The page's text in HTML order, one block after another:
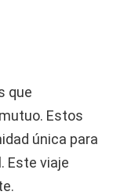
que
Estos
única para
Este viaje